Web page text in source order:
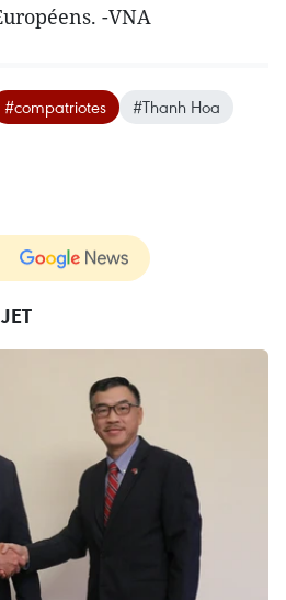
-VNA
#compatriotes
#Thanh Hoa